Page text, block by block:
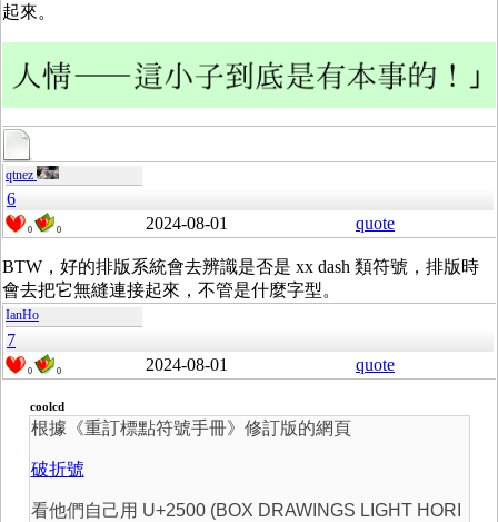
起來。
qtnez
6
0 0 2024-08-01 quote
BTW，好的排版系統會去辨識是否是 xx dash 類符號，排版時
會去把它無縫連接起來，不管是什麼字型。
IanHo
7
0 0 2024-08-01 quote
coolcd
根據《重訂標點符號手冊》修訂版的網頁
破折號
看他們自己用 U+2500 (BOX DRAWINGS LIGHT HORI